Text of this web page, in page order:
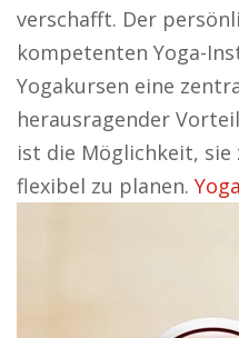
verschafft. Der
kompetenten Yoga-
Yogakursen eine
herausragender
ist die Möglichkeit,
flexibel zu planen.